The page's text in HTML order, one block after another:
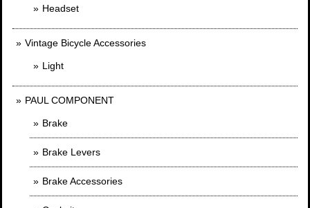
Headset
Vintage Bicycle Accessories
Light
PAUL COMPONENT
Brake
Brake Levers
Brake Accessories